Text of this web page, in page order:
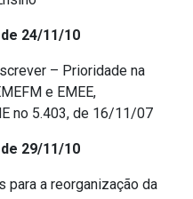
24/11/10
– Prioridade na
e EMEE,
no 5.403, de 16/11/07
29/11/10
para a reorganização da